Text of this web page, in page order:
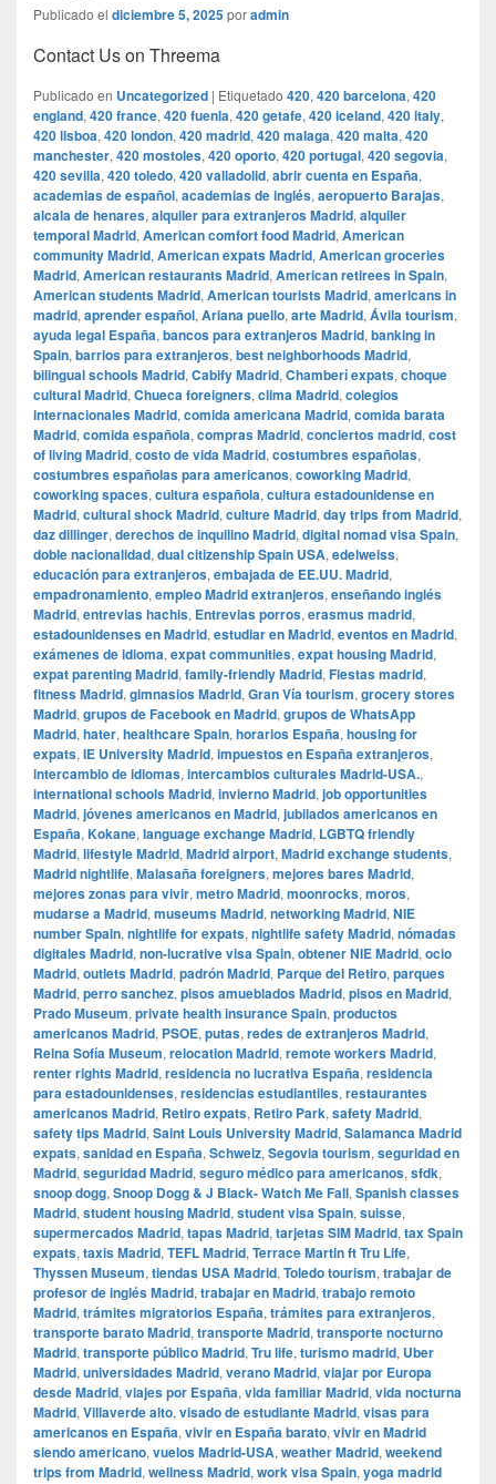
Publicado el diciembre 5, 2025poradmin
Contact Us on Threema
Publicado en Uncategorized | Etiquetado 420, 420 barcelona, 420
england, 420 france, 420 fuenla, 420 getafe, 420 iceland, 420 italy,
420 lisboa, 420 london, 420 madrid, 420 malaga, 420 malta, 420
manchester, 420 mostoles, 420 oporto, 420 portugal, 420 segovia,
420 sevilla, 420 toledo, 420 valladolid, abrir cuenta en España,
academias de español, academias de inglés, aeropuerto Barajas,
alcala de henares, alquiler para extranjeros Madrid, alquiler
temporal Madrid, American comfort food Madrid, American
community Madrid, American expats Madrid, American groceries
Madrid, American restaurants Madrid, American retirees in Spain,
American students Madrid, American tourists Madrid, americans in
madrid, aprender español, Ariana puello, arte Madrid, Ávila tourism,
ayuda legal España, bancos para extranjeros Madrid, banking in
Spain, barrios para extranjeros, best neighborhoods Madrid,
bilingual schools Madrid, Cabify Madrid, Chamberí expats, choque
cultural Madrid, Chueca foreigners, clima Madrid, colegios
internacionales Madrid, comida americana Madrid, comida barata
Madrid, comida española, compras Madrid, conciertos madrid, cost
of living Madrid, costo de vida Madrid, costumbres españolas,
costumbres españolas para americanos, coworking Madrid,
coworking spaces, cultura española, cultura estadounidense en
Madrid, cultural shock Madrid, culture Madrid, day trips from Madrid,
daz dillinger, derechos de inquilino Madrid, digital nomad visa Spain,
doble nacionalidad, dual citizenship Spain USA, edelweiss,
educación para extranjeros, embajada de EE.UU. Madrid,
empadronamiento, empleo Madrid extranjeros, enseñando inglés
Madrid, entrevias hachis, Entrevias porros, erasmus madrid,
estadounidenses en Madrid, estudiar en Madrid, eventos en Madrid,
exámenes de idioma, expat communities, expat housing Madrid,
expat parenting Madrid, family-friendly Madrid, Fiestas madrid,
fitness Madrid, gimnasios Madrid, Gran Vía tourism, grocery stores
Madrid, grupos de Facebook en Madrid, grupos de WhatsApp
Madrid, hater, healthcare Spain, horarios España, housing for
expats, IE University Madrid, impuestos en España extranjeros,
intercambio de idiomas, intercambios culturales Madrid-USA.,
international schools Madrid, invierno Madrid, job opportunities
Madrid, jóvenes americanos en Madrid, jubilados americanos en
España, Kokane, language exchange Madrid, LGBTQ friendly
Madrid, lifestyle Madrid, Madrid airport, Madrid exchange students,
Madrid nightlife, Malasaña foreigners, mejores bares Madrid,
mejores zonas para vivir, metro Madrid, moonrocks, moros,
mudarse a Madrid, museums Madrid, networking Madrid, NIE
number Spain, nightlife for expats, nightlife safety Madrid, nómadas
digitales Madrid, non-lucrative visa Spain, obtener NIE Madrid, ocio
Madrid, outlets Madrid, padrón Madrid, Parque del Retiro, parques
Madrid, perro sanchez, pisos amueblados Madrid, pisos en Madrid,
Prado Museum, private health insurance Spain, productos
americanos Madrid, PSOE, putas, redes de extranjeros Madrid,
Reina Sofía Museum, relocation Madrid, remote workers Madrid,
renter rights Madrid, residencia no lucrativa España, residencia
para estadounidenses, residencias estudiantiles, restaurantes
americanos Madrid, Retiro expats, Retiro Park, safety Madrid,
safety tips Madrid, Saint Louis University Madrid, Salamanca Madrid
expats, sanidad en España, Schweiz, Segovia tourism, seguridad en
Madrid, seguridad Madrid, seguro médico para americanos, sfdk,
snoop dogg, Snoop Dogg & J Black- Watch Me Fall, Spanish classes
Madrid, student housing Madrid, student visa Spain, suisse,
supermercados Madrid, tapas Madrid, tarjetas SIM Madrid, tax Spain
expats, taxis Madrid, TEFL Madrid, Terrace Martin ft Tru Life,
Thyssen Museum, tiendas USA Madrid, Toledo tourism, trabajar de
profesor de inglés Madrid, trabajar en Madrid, trabajo remoto
Madrid, trámites migratorios España, trámites para extranjeros,
transporte barato Madrid, transporte Madrid, transporte nocturno
Madrid, transporte público Madrid, Tru life, turismo madrid, Uber
Madrid, universidades Madrid, verano Madrid, viajar por Europa
desde Madrid, viajes por España, vida familiar Madrid, vida nocturna
Madrid, Villaverde alto, visado de estudiante Madrid, visas para
americanos en España, vivir en España barato, vivir en Madrid
siendo americano, vuelos Madrid-USA, weather Madrid, weekend
trips from Madrid, wellness Madrid, work visa Spain, yoga madrid